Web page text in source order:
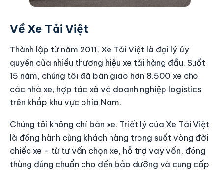
Về Xe Tải Việt
Thành lập từ năm 2011, Xe Tải Việt là đại lý ủy
quyền của nhiều thương hiệu xe tải hàng đầu. Suốt
15 năm, chúng tôi đã bàn giao hơn 8.500 xe cho
các nhà xe, hợp tác xã và doanh nghiệp logistics
trên khắp khu vực phía Nam.
Chúng tôi không chỉ bán xe. Triết lý của Xe Tải Việt
là đồng hành cùng khách hàng trong suốt vòng đời
chiếc xe – từ tư vấn chọn xe, hỗ trợ vay vốn, đóng
thùng đúng chuẩn cho đến bảo dưỡng và cung cấp